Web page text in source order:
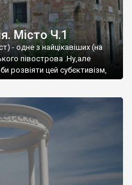
Місто Ч.1
- одне з найцікавіших (на
півострова .Ну,але
розвіяти цей субєктивізм,